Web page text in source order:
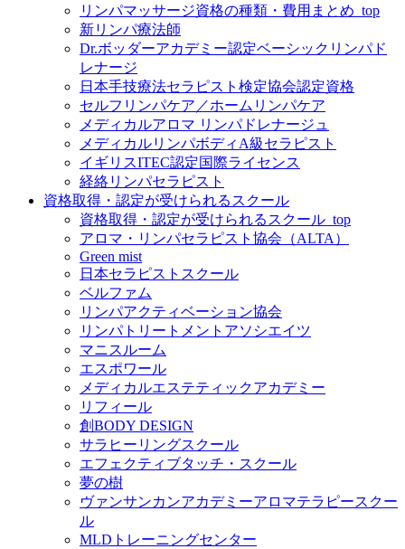
リンパマッサージ資格の種類・費用まとめ_top
新リンパ療法師
Dr.ボッダーアカデミー認定ベーシックリンパド
レナージ
日本手技療法セラピスト検定協会認定資格
セルフリンパケア／ホームリンパケア
メディカルアロマ リンパドレナージュ
メディカルリンパボディA級セラピスト
イギリスITEC認定国際ライセンス
経絡リンパセラピスト
資格取得・認定が受けられるスクール
資格取得・認定が受けられるスクール_top
アロマ・リンパセラピスト協会（ALTA）
Green mist
日本セラピストスクール
ベルファム
リンパアクティベーション協会
リンパトリートメントアソシエイツ
マニスルーム
エスポワール
メディカルエステティックアカデミー
リフィール
創BODY DESIGN
サラヒーリングスクール
エフェクティブタッチ・スクール
夢の樹
ヴァンサンカンアカデミーアロマテラピースクー
ル
MLDトレーニングセンター